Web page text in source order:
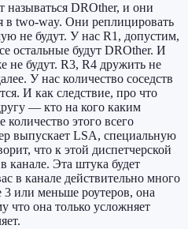
DROther, и они
в two-way. Они реплицировать
не будут. У нас R1, допустим,
остальные будут DROther. И
не будут. R3, R4 дружить не
У нас количество соседств
И как следствие, про что
— кто на кого каким
этого всего
выпускает LSA, специальную
что к этой диспетчерской
канале. Эта штука будет
в канале действительно много
3 или меньше роутеров, она
что она только усложняет